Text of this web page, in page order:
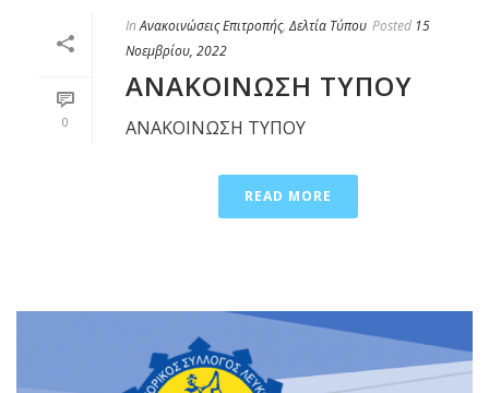
0
In Ανακοινώσεις Επιτροπής,Δελτία Τύπου Posted 15
Νοεμβρίου, 2022
ΑΝΑΚΟΙΝΩΣΗ ΤΥΠΟΥ
ΑΝΑΚΟΙΝΩΣΗ ΤΥΠΟΥ
READ MORE